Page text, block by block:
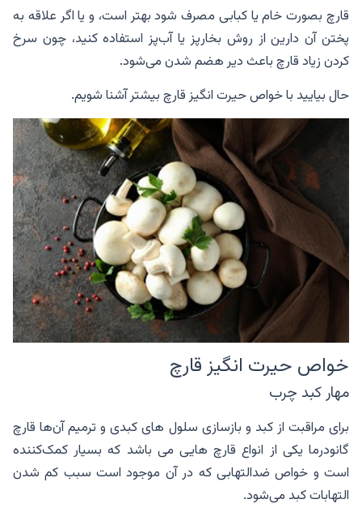
قارچ بصورت خام یا کبابی مصرف شود بهتر است، و یا اگر علاقه به
پختن آن دارین از روش بخارپز یا آب‌پز استفاده کنید، چون سرخ
کردن زیاد قارچ باعث دیر هضم شدن می‌شود.
حال بیایید با خواص حیرت انگیز قارچ بیشتر آشنا شویم.
خواص حیرت انگیز قارچ
مهار کبد چرب
برای مراقبت از کبد و بازسازی سلول‌ های کبدی و ترمیم آن‌ها قارچ
گانودرما یکی از انواع قارچ هایی می باشد که بسیار کمک‌کننده
است و خواص ضدالتهابی که در آن موجود است سبب کم شدن
التهابات کبد می‌شود.